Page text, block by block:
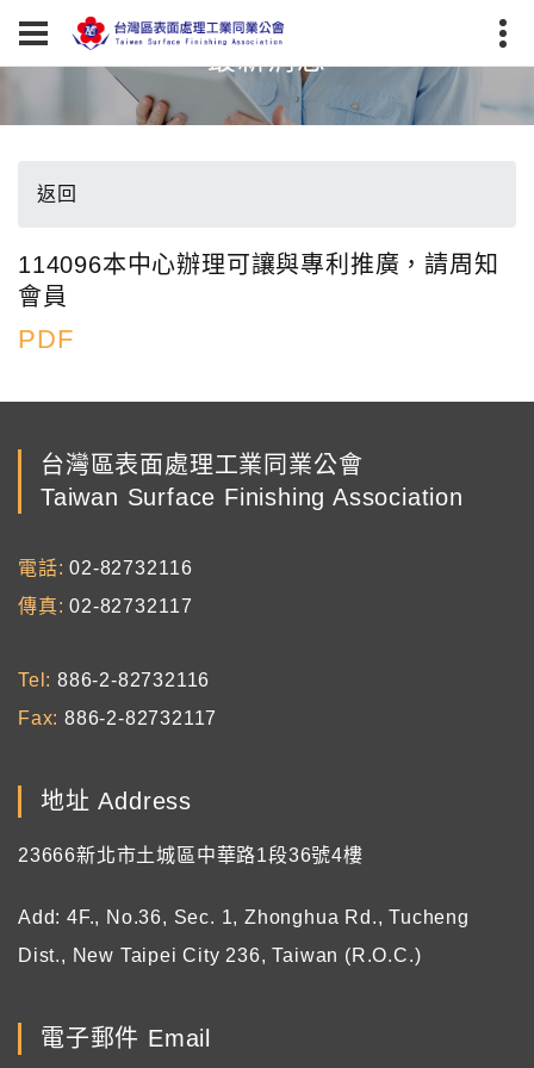
最新消息
返回
114096本中心辦理可讓與專利推廣，請周知
會員
PDF
台灣區表面處理工業同業公會
Taiwan Surface Finishing Association
電話
02-82732116
傳真
02-82732117
Tel
886-2-82732116
Fax 886-2-82732117
地址 Address
23666新北市土城區中華路1段36號4樓
Add: 4F., No.36, Sec. 1, Zhonghua Rd., Tucheng
Dist., New Taipei City 236, Taiwan (R.O.C.)
電子郵件 Email